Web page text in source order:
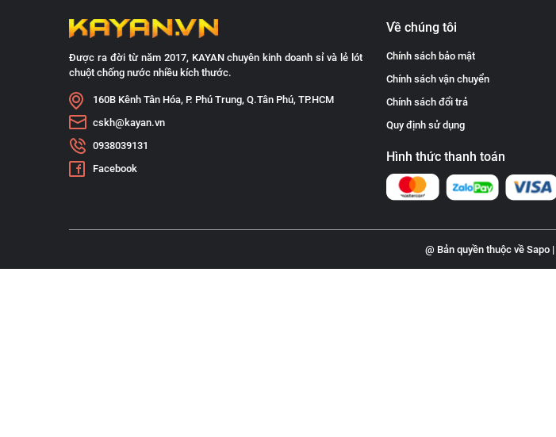
Được ra đời từ năm 2017, KAYAN chuyên kinh doanh sỉ và lẻ lót
chuột chống nước nhiều kích thước.
160B Kênh Tân Hóa, P. Phú Trung, Q.Tân Phú, TP.HCM
cskh@kayan.vn
0938039131
Facebook
Về chúng tôi
Chính sách bảo mật
Chính sách vận chuyển
Chính sách đổi trả
Quy định sử dụng
Hình thức thanh toán
@ Bản quyền thuộc về Sapo |